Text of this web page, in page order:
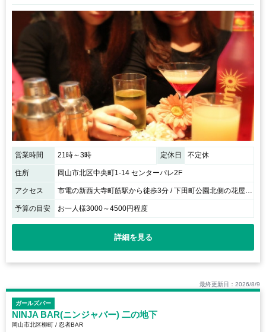
営業時間 21時～3時 定休日 不定休
住所 岡山市北区中央町1-14 センターパレ2F
アクセス
予算の目安 お一人様3000～4500円程度
詳細を見る
最終更新日：2026/8/9
ガールズバー
NINJA BAR(ニンジャバー) 二の地下
岡山市北区柳町 / 忍者BAR